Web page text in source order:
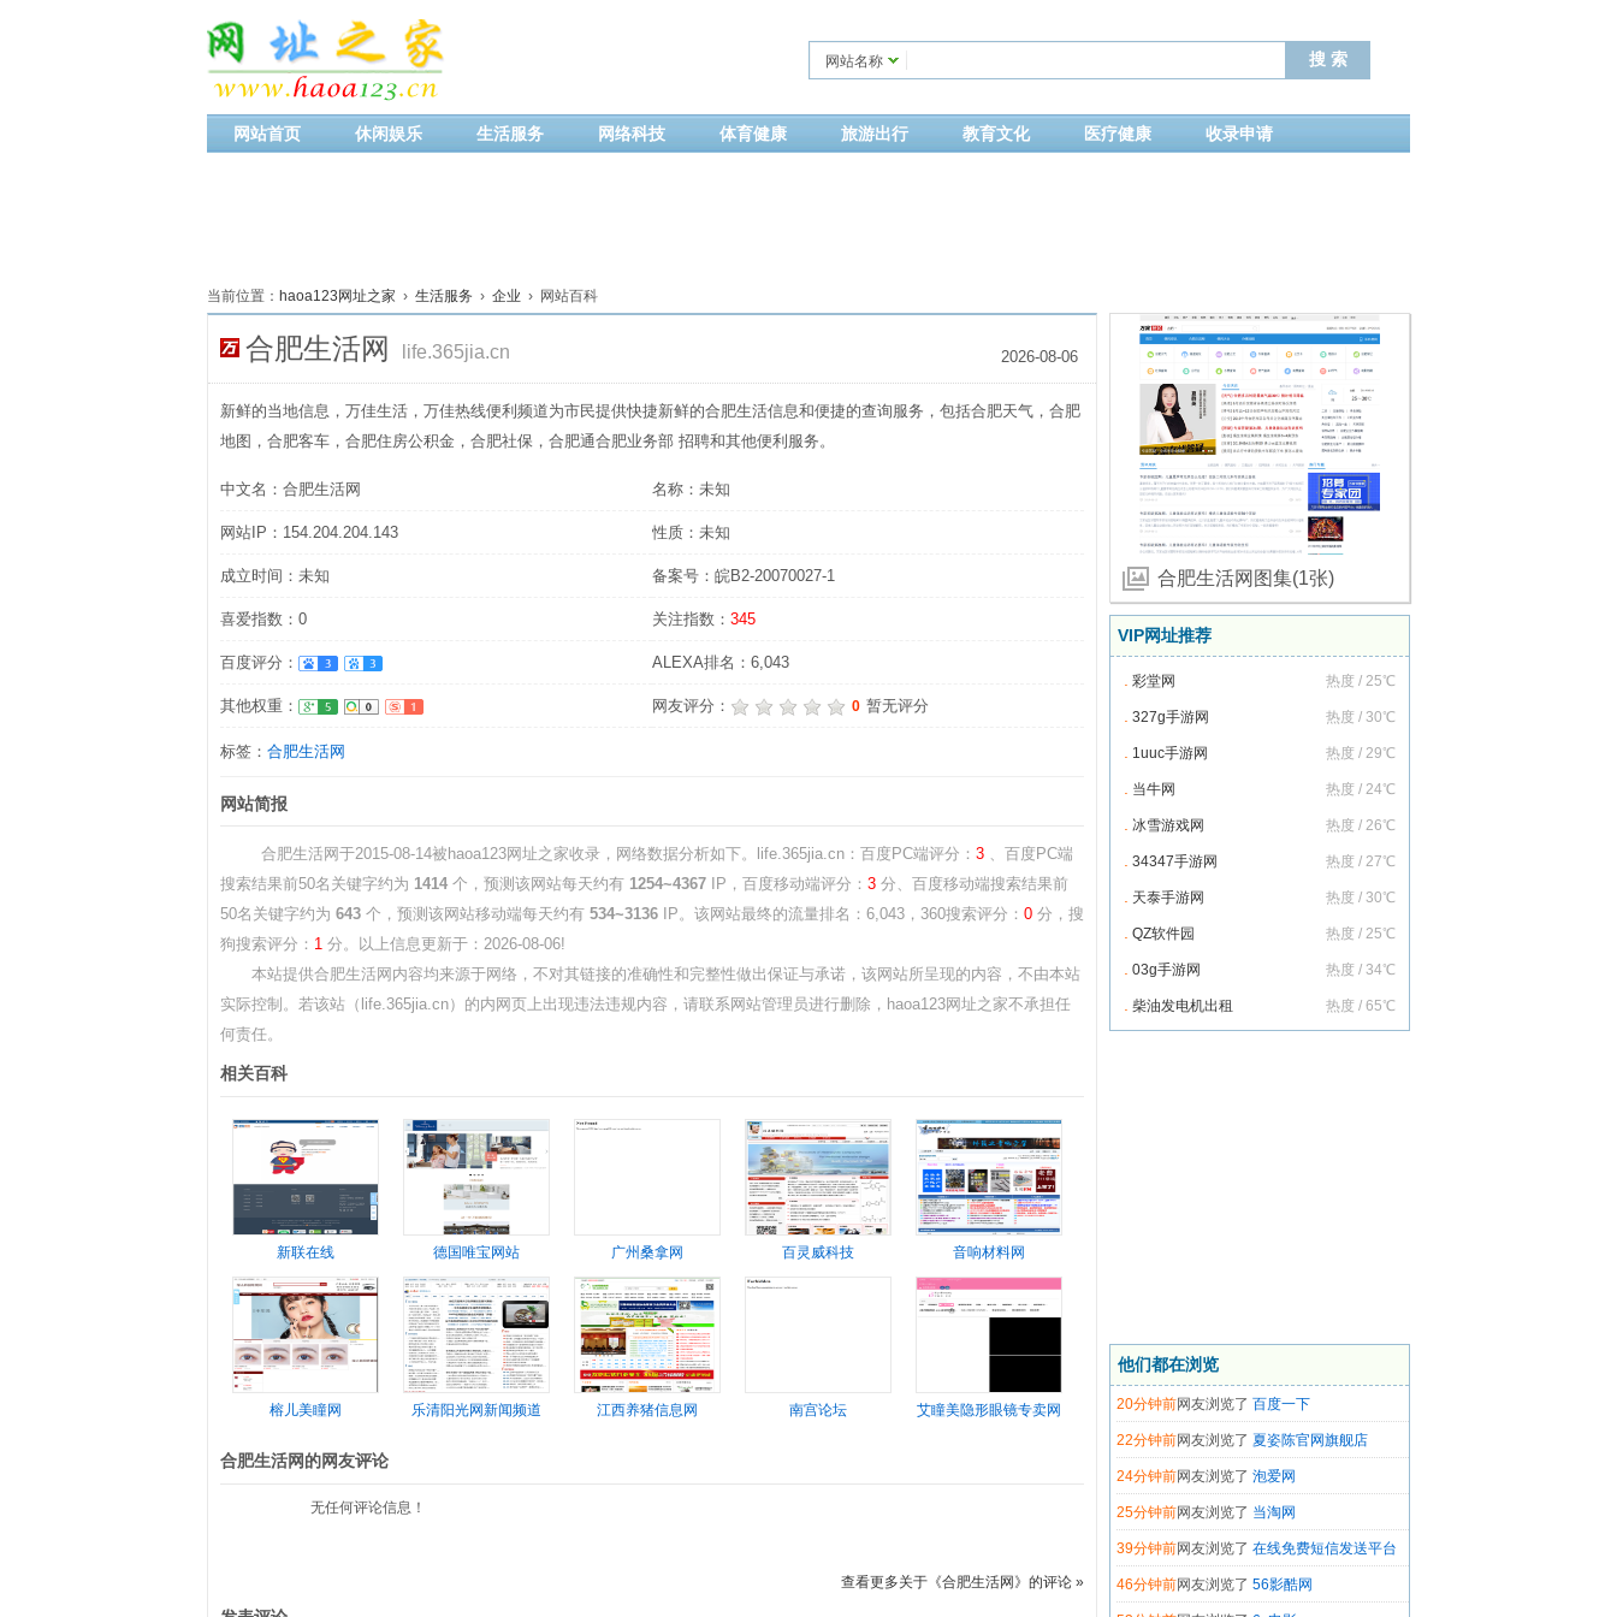
网站名称
网站首页 休闲娱乐 生活服务 网络科技 体育健康 旅游出行 教育文化 医疗健康 收录申请
当前位置： haoa123网址之家 › 生活服务 › 企业 › 网站百科
合肥生活网 life.365jia.cn 2026-08-06
新鲜的当地信息，万佳生活，万佳热线便利频道为市民提供快捷新鲜的合肥生活信息和便捷的查询服务，包括合肥天气，合肥
地图，合肥客车，合肥住房公积金，合肥社保，合肥通合肥业务部 招聘和其他便利服务。
中文名：合肥生活网 名称：未知
网站IP：154.204.204.143 性质：未知
成立时间：未知 备案号：皖B2-20070027-1
喜爱指数：0 关注指数： 345
百度评分： ALEXA排名：6,043
其他权重： 网友评分： 0 暂无评分
标签： 合肥生活网
网站简报
合肥生活网于2015-08-14被haoa123网址之家收录，网络数据分析如下。life.365jia.cn：百度PC端评分： 3 、百度PC端
搜索结果前50名关键字约为 1414 个，预测该网站每天约有 1254~4367 IP，百度移动端评分： 3 分、百度移动端搜索结果前
50名关键字约为 643 个，预测该网站移动端每天约有 534~3136 IP。该网站最终的流量排名：6,043，360搜索评分： 0 分，搜
狗搜索评分： 1 分。以上信息更新于：2026-08-06!
本站提供合肥生活网内容均来源于网络，不对其链接的准确性和完整性做出保证与承诺，该网站所呈现的内容，不由本站
实际控制。若该站（life.365jia.cn）的内网页上出现违法违规内容，请联系网站管理员进行删除，haoa123网址之家不承担任
何责任。
相关百科
新联在线 德国唯宝网站 广州桑拿网 百灵威科技 音响材料网
榕儿美瞳网 乐清阳光网新闻频道 江西养猪信息网 南宫论坛 艾瞳美隐形眼镜专卖网
合肥生活网的网友评论
无任何评论信息！
查看更多关于《合肥生活网》的评论 »
合肥生活网图集(1张)
VIP网址推荐
热度 / 25℃
彩堂网
热度 / 30℃
327g手游网
热度 / 29℃
1uuc手游网
热度 / 24℃
当牛网
热度 / 26℃
冰雪游戏网
热度 / 27℃
34347手游网
热度 / 30℃
天泰手游网
热度 / 25℃
QZ软件园
热度 / 34℃
03g手游网
热度 / 65℃
柴油发电机出租
他们都在浏览
15分钟前网友浏览了
20分钟前网友浏览了 百度一下
22分钟前网友浏览了 夏姿陈官网旗舰店
24分钟前网友浏览了 泡爱网
25分钟前网友浏览了 当淘网
39分钟前网友浏览了 在线免费短信发送平台
46分钟前网友浏览了 56影酷网